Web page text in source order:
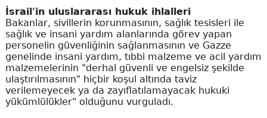
İsrail'in uluslararası hukuk ihlalleri
Bakanlar, sivillerin korunmasının, sağlık tesisleri ile
sağlık ve insani yardım alanlarında görev yapan
personelin güvenliğinin sağlanmasının ve Gazze
genelinde insani yardım, tıbbi malzeme ve acil yardım
malzemelerinin "derhal güvenli ve engelsiz şekilde
ulaştırılmasının" hiçbir koşul altında taviz
verilemeyecek ya da zayıflatılamayacak hukuki
yükümlülükler" olduğunu vurguladı.